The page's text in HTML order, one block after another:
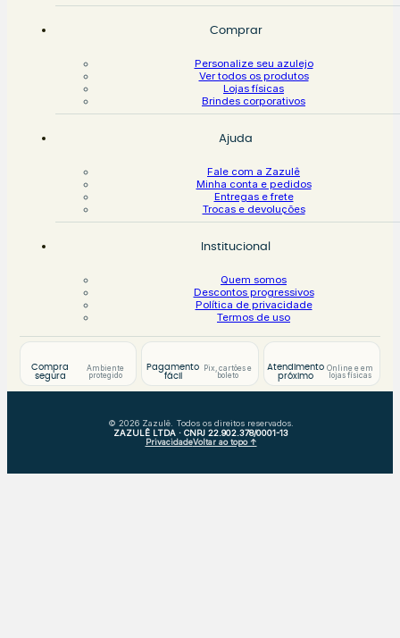
Comprar
Personalize seu azulejo
Ver todos os produtos
Lojas físicas
Brindes corporativos
Ajuda
Fale com a Zazulê
Minha conta e pedidos
Entregas e frete
Trocas e devoluções
Institucional
Quem somos
Descontos progressivos
Política de privacidade
Termos de uso
Compra
segura
Ambiente
protegido
Pagamento
fácil
Pix, cartões e
boleto
Atendimento
próximo
Online e em
lojas físicas
© 2026 Zazulê. Todos os direitos reservados.
ZAZULÊ LTDA · CNPJ 22.902.378/0001-13
PrivacidadeVoltar ao topo ↑